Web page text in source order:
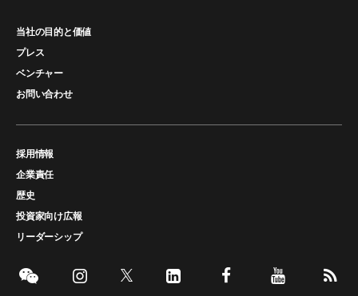
当社の目的と価値
プレス
ベンチャー
お問い合わせ
採用情報
企業責任
歴史
投資家向け広報
リーダーシップ